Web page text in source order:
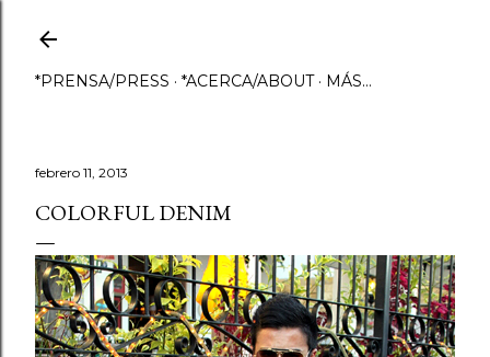
*PRENSA/PRESS *ACERCA/ABOUT MÁS…
febrero 11, 2013
COLORFUL DENIM